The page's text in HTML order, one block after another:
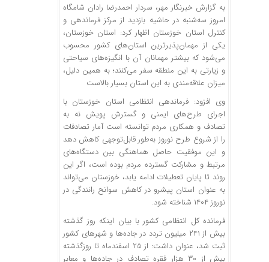
به گزارش خبرنگار مهر، سردار احمدرضا رادان شامگاه
امروز سه‌شنبه در حاشیه بازدید از مرکز فرماندهی و
کنترل استان خوزستان اظهار کرد: استان خوزستان،
یکی از مهمان‌پذیرترین استان‌های کشور محسوب
می‌شود که بیشتر مهمانان آن با انگیزه‌های سیاحتی
و زیارتی به این منطقه سفر می‌کنند؛ به همین دلیل،
میزان علاقه‌مندی به این استان بسیار بالاست
وی افزود: فرماندهی انتظامی استان خوزستان با
اجرای طرح‌های ایمنی و گسترش پویش نه به
تصادف و همکاری مردم توانسته است آمار تصادفات
را از شروع طرح نوروز به‌طور قابل‌توجهی کاهش دهد
و این موفقیت حاصل هماهنگی بین دستگاه‌های
مرتبط و مشارکت گسترده مردم بوده است، اگر این
روند تا پایان تعطیلات ادامه یابد، خوزستان می‌تواند
به عنوان استان پیشرو در کاهش سوانح رانندگی در
نوروز ۱۴۰۴ شناخته شود.
فرمانده کل انتظامی کشور با بیان اینکه روز گذشته
بیش از ۲۴۱ میلیون تردد در جاده‌ها و شهرهای کشور
ثبت شد، عنوان داشت: از ۲۵ اسفندماه تا
روزگذشته
بیش از ۳۰ هزار فقره تصادف در جاده‌ها و معابر